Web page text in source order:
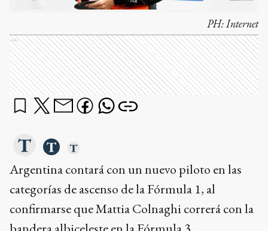
PH:Internet
Ads
Argentina contará con un nuevo piloto en las
categorías de ascenso de la Fórmula 1, al
confirmarse que Mattia Colnaghi correrá con la